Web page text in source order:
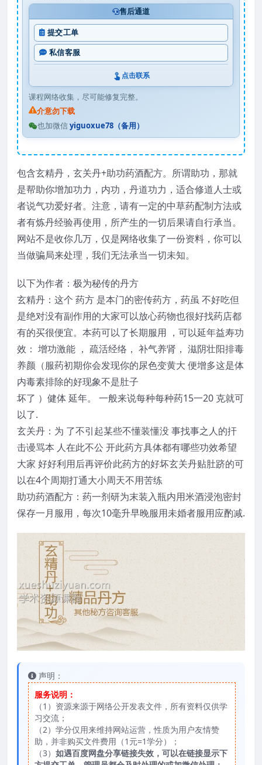
售后通道
提交工单
私信客服
点击联系
课程网络收集，尽可能修复完整。
介意勿下载
也加微信yiguoxue78（备用）
包含玄精丹，玄关丹+助功药酒配方。所谓助功，那就
是帮助你增加功力，内功，丹道功力，适合修道人士或
者说气功爱好者。注意，请有一定的中草药配制方法或
者有炼丹经验再使用，所产生的一切后果请自行承当。
网站不是收你几万，仅是网络收集了一份资料，你可以
当做骗局来处理，我们无法承当一切未知。
以下为作者：极为秘传的丹方
玄精丹：这个 药方 是本门的密传药方，药虽 不好吃但
是绝对没有副作用的大家可以放心药物也很好找药店都
有的买很便宜。本药可以了长期服用 ，可以延年益寿功
效： 增功激能 ， 疏活经络， 补气养肾， 滋阴壮阳排毒
养颜（服药初期你会发现你的尿色变黄大 便增多这是体
内毒素排除的好现象不是肚子
坏了 ）健体 延年。 一般来说每种每种药15一20 克就可
以了.
玄关丹：为 了不引起某些不懂装懂没 事找事之人的扞
击谩骂本 人在此不公 开此药方具体都有哪些功效希望
大家 好好利用后再评价此药方的好坏玄关丹贴肚跻的可
以在4个周期打通大小周天不用苦练
助功药酒配方：药一剂研为末装入瓶内用米酒浸泡密封
保存一月服用，每次10毫升早晚服用未婚者服用应酌减.
声明：
服务说明：
（1）资源来源于网络公开发表文件，所有资料仅供学
习交流；
（2）学分仅用来维持网站运营，性质为用户友情赞
助，并非购买文件费用（1元=1学分）；
（3） 如遇百度网盘分享链接失效，可以在链接显示下